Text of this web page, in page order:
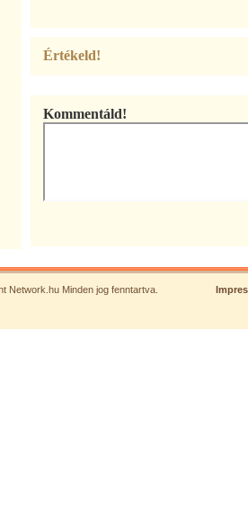
Értékeld!
Kommentáld!
Network.hu Minden jog fenntartva.